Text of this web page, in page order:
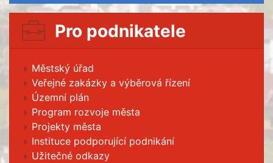
Pro podnikatele
Městský úřad
Veřejné zakázky a výběrová řízení
Územní plán
Program rozvoje města
Projekty města
Instituce podporující podnikání
Užitečné odkazy